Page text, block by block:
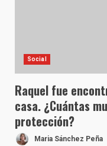
Social
Raquel fue
casa. ¿Cuántas
protección?
Maria Sánchez Peña